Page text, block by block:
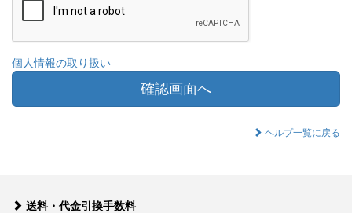
個人情報の取り扱い
確認画面へ
ヘルプ一覧に戻る
送料・代金引換手数料